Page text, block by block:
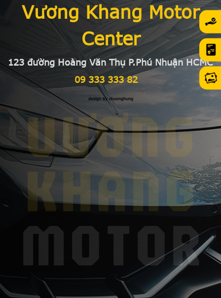
Vương Khang Motor
Center
123 đường Hoàng Văn Thụ P.Phú Nhuận HCMC
09 333 333 82
design by chuonghung
VƯƠNG
KHANG
MOTOR